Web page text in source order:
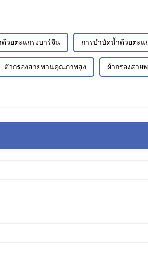
วยตะแกรงบาร์จีน การบำบัดน้ำด้วยตะแ
ตัวกรองสายพานคุณภาพสูง ผ้ากรองสาย